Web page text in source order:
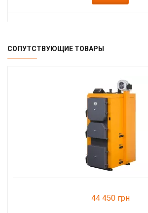
СОПУТСТВУЮЩИЕ ТОВАРЫ
44 450 грн